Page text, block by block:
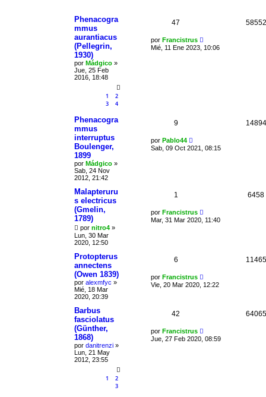
Phenacogra
mmus
aurantiacus
(Pellegrin,
1930)
por Mádgico »
Jue, 25 Feb
2016, 18:48
1
2
3
4
47 58552
por Francistrus
Mié, 11 Ene 2023, 10:06
Phenacogra
mmus
interruptus
Boulenger,
1899
por Mádgico »
Sab, 24 Nov
2012, 21:42
9 14894
por Pablo44
Sab, 09 Oct 2021, 08:15
Malapteruru
s electricus
(Gmelin,
1789)
por nitro4 »
Lun, 30 Mar
2020, 12:50
1 6458
por Francistrus
Mar, 31 Mar 2020, 11:40
Protopterus
annectens
(Owen 1839)
por alexmfyc »
Mié, 18 Mar
2020, 20:39
6 11465
por Francistrus
Vie, 20 Mar 2020, 12:22
Barbus
fasciolatus
(Günther,
1868)
por danitrenzi »
Lun, 21 May
2012, 23:55
1
2
3
42 64065
por Francistrus
Jue, 27 Feb 2020, 08:59